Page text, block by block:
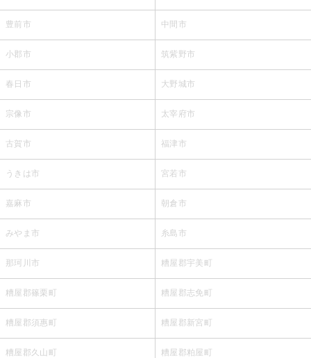
豊前市 中間市
小郡市 筑紫野市
春日市 大野城市
宗像市 太宰府市
古賀市 福津市
うきは市 宮若市
嘉麻市 朝倉市
みやま市 糸島市
那珂川市 糟屋郡宇美町
糟屋郡篠栗町 糟屋郡志免町
糟屋郡須惠町 糟屋郡新宮町
糟屋郡久山町 糟屋郡粕屋町